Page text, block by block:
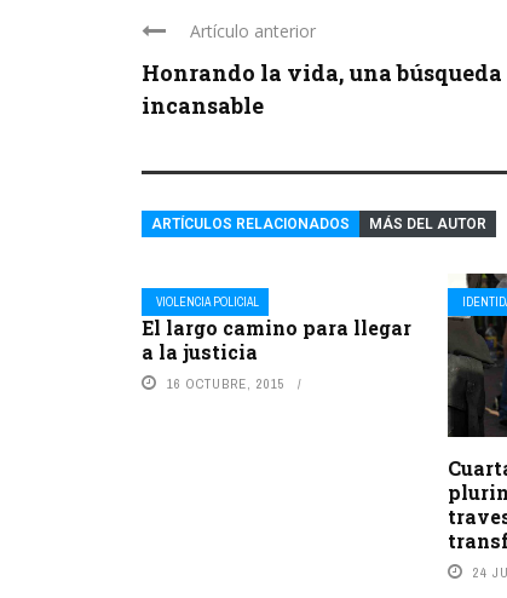
Artículo anterior
Honrando la vida, una búsqueda
incansable
ARTÍCULOS RELACIONADOS MÁS DEL AUTOR
VIOLENCIA POLICIAL
El largo camino para llegar
a la justicia
16 OCTUBRE, 2015
24